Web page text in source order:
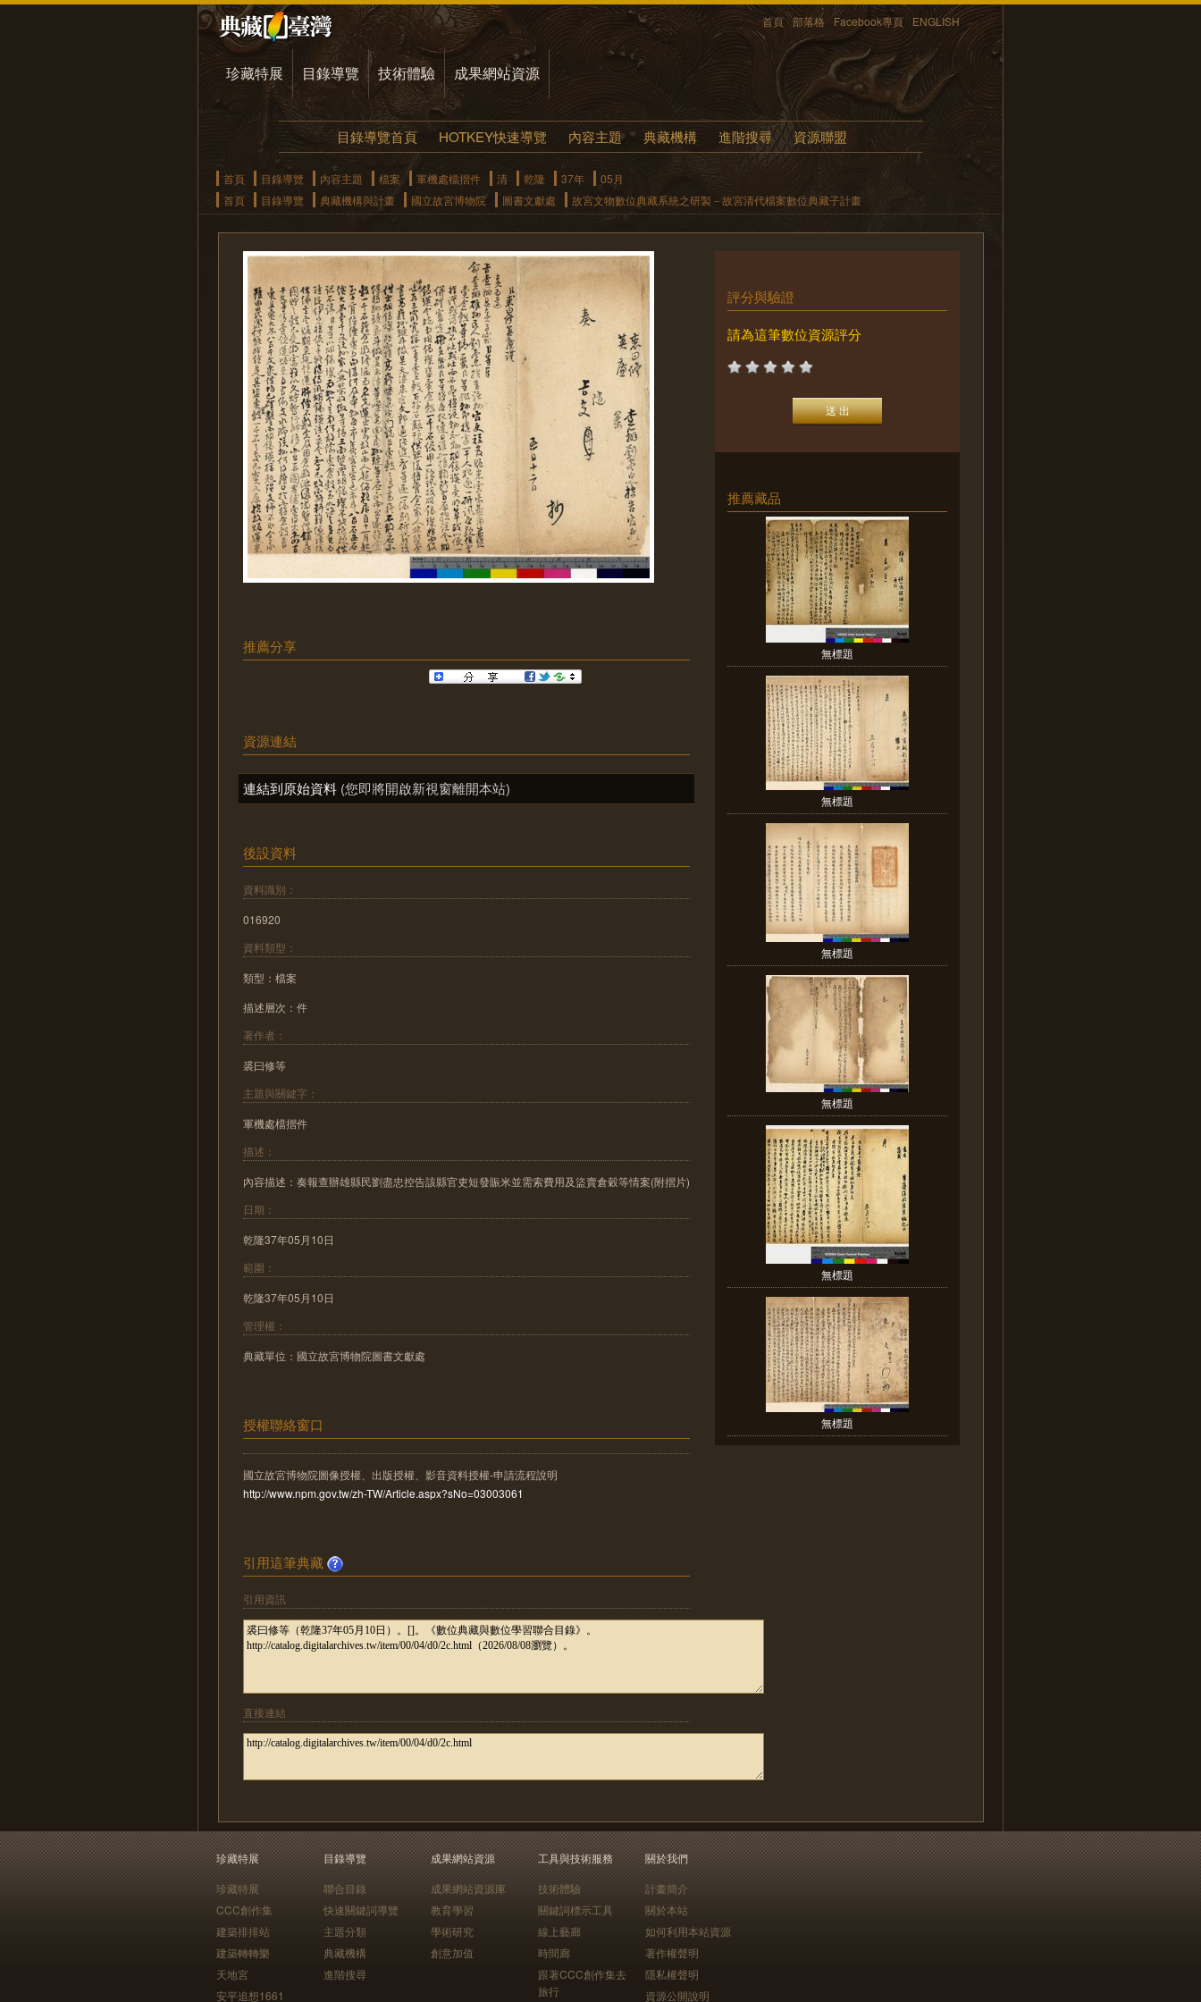
首頁 部落格 Facebook專頁 ENGLISH
珍藏特展 目錄導覽 技術體驗 成果網站資源
目錄導覽首頁 HOTKEY快速導覽 內容主題 典藏機構 進階搜尋 資源聯盟
首頁 目錄導覽 內容主題 檔案 軍機處檔摺件 清 乾隆 37年
05月
首頁
目錄導覽 典藏機構與計畫 國立故宮博物院 圖書文獻處 故宮文物數位典藏系統之研製－故宮清代檔案數位典藏子計畫
推薦分享
資源連結
連結到原始資料 (您即將開啟新視窗離開本站)
後設資料
資料識別：
016920
資料類型：
類型：檔案
描述層次：件
著作者：
裘曰修等
主題與關鍵字：
軍機處檔摺件
描述：
內容描述：奏報查辦雄縣民劉盡忠控告該縣官吏短發賑米並需索費用及盜賣倉穀等情案(附摺片)
日期：
乾隆37年05月10日
範圍：
乾隆37年05月10日
管理權：
典藏單位：國立故宮博物院圖書文獻處
授權聯絡窗口
國立故宮博物院圖像授權、出版授權、影音資料授權-申請流程說明
http://www.npm.gov.tw/zh-TW/Article.aspx?sNo=03003061
引用這筆典藏
引用資訊
直接連結
評分與驗證
請為這筆數位資源評分
推薦藏品
無標題
無標題
無標題
無標題
無標題
無標題
珍藏特展
珍藏特展
CCC創作集
建築排排站
建築轉轉樂
天地宮
安平追想1661
目錄導覽
聯合目錄
快速關鍵詞導覽
主題分類
典藏機構
進階搜尋
成果網站資源
成果網站資源庫
教育學習
學術研究
創意加值
工具與技術服務
技術體驗
關鍵詞標示工具
線上藝廊
時間廊
跟著CCC創作集去
旅行
關於我們
計畫簡介
關於本站
如何利用本站資源
著作權聲明
隱私權聲明
資源公開說明